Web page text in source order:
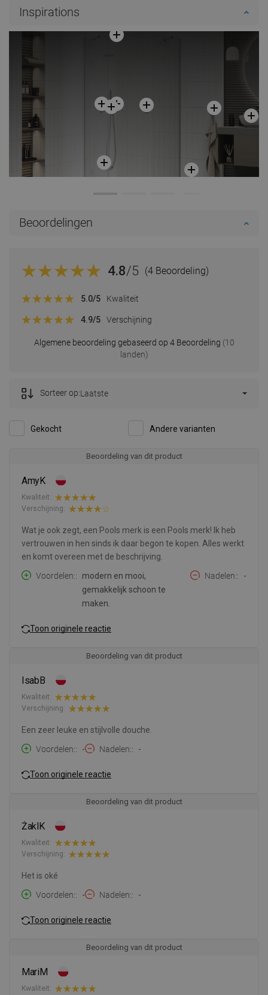
Inspirations
Beoordelingen
4.8/5 (4 Beoordeling)
Algemene beoordeling gebaseerd op 4 Beoordeling (10
landen)
5.0/5 Kwaliteit
4.9/5 Verschijning
Gekocht Andere varianten
Sorteer op:Laatste
Beoordeling van dit product
AmyK
Kwaliteit:
Verschijning:
Wat je ook zegt, een Pools merk is een Pools merk! Ik heb
vertrouwen in hen sinds ik daar begon te kopen. Alles werkt
en komt overeen met de beschrijving.
Voordelen:
modern en mooi,
gemakkelijk schoon te
maken.
Nadelen: -
Toon originele reactie
Beoordeling van dit product
IsabB
Kwaliteit:
Verschijning:
Een zeer leuke en stijlvolle douche.
Voordelen:
- Nadelen: -
Toon originele reactie
Beoordeling van dit product
ŻaklK
Kwaliteit:
Verschijning:
Het is oké
Voordelen:
- Nadelen: -
Toon originele reactie
Beoordeling van dit product
MariM
Kwaliteit: